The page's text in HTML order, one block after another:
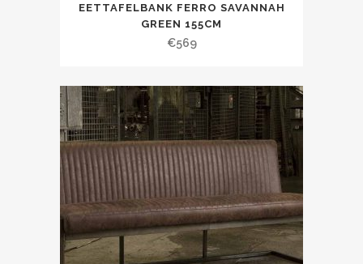
EETTAFELBANK FERRO SAVANNAH
GREEN 155CM
€569